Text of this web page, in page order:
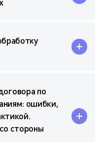
по
ошибки,
стороны